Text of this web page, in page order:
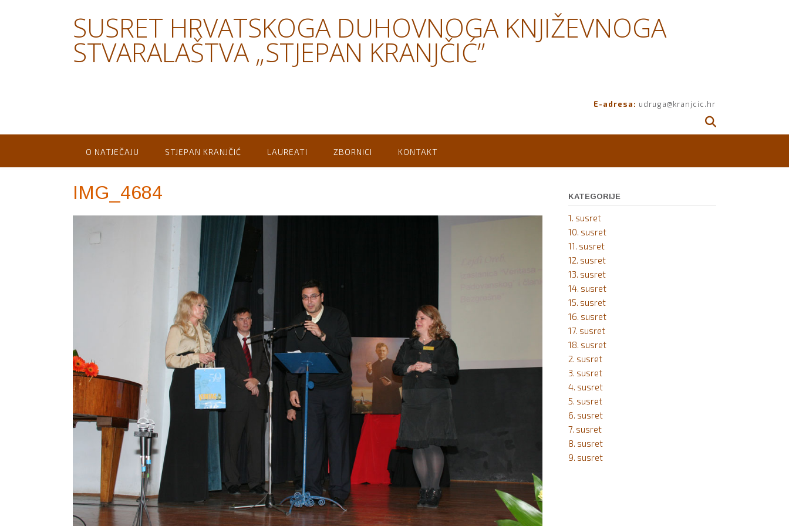
SUSRET HRVATSKOGA DUHOVNOGA KNJIŽEVNOGA
STVARALAŠTVA „STJEPAN KRANJČIĆ”
E-adresa: udruga@kranjcic.hr
O NATJEČAJU STJEPAN KRANJČIĆ LAUREATI ZBORNICI KONTAKT
IMG_4684 KATEGORIJE
1. susret
10. susret
11. susret
12. susret
13. susret
14. susret
15. susret
16. susret
17. susret
18. susret
2. susret
3. susret
4. susret
5. susret
6. susret
7. susret
8. susret
9. susret